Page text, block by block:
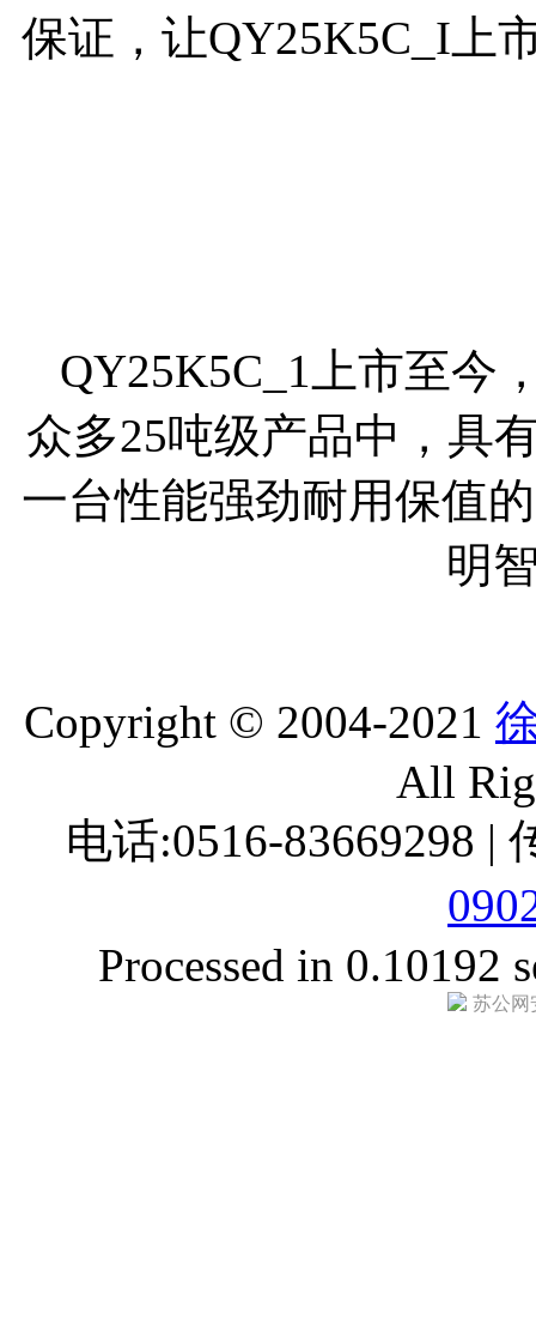
保证，让QY25K5C_I上
QY25K5C_1上市至今
众多25吨级产品中，具
一台性能强劲耐用保值
明
Copyright © 2004-2021
All
电话:0516-83669298 |
Processed in 0.10192
苏公网